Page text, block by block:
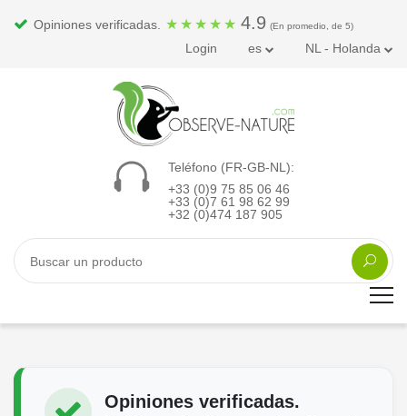
Opiniones verificadas. ★ ★ ★ ★ ★ 4.9 (En promedio, de 5)
Login es NL - Holanda
Teléfono (FR-GB-NL):
+33 (0)9 75 85 06 46
+33 (0)7 61 98 62 99
+32 (0)474 187 905
Opiniones verificadas.